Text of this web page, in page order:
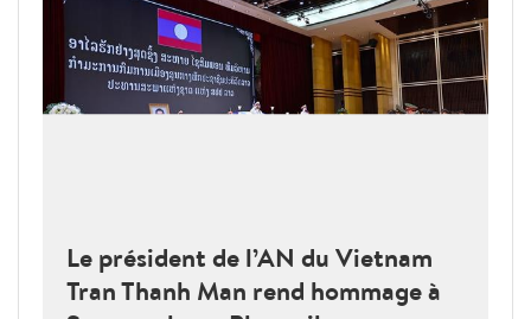
Le président de l’AN du Vietnam
Tran Thanh Man rend hommage à